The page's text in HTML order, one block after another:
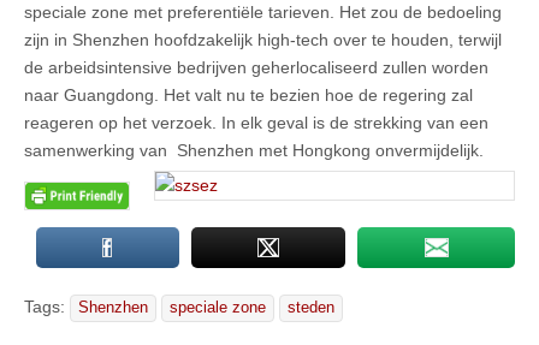
speciale zone met preferentiële tarieven. Het zou de bedoeling
zijn in Shenzhen hoofdzakelijk high-tech over te houden, terwijl
de arbeidsintensive bedrijven geherlocaliseerd zullen worden
naar Guangdong. Het valt nu te bezien hoe de regering zal
reageren op het verzoek. In elk geval is de strekking van een
samenwerking van Shenzhen met Hongkong onvermijdelijk.
Tags: Shenzhen speciale zone steden